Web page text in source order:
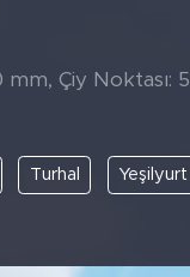
mm, Çiy Noktası:
Turhal Yeşilyurt